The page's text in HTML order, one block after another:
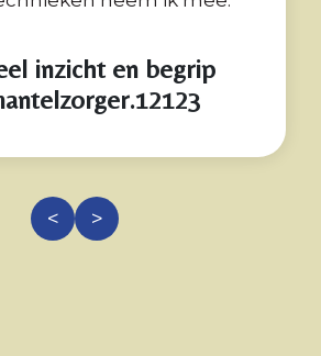
inzicht en begrip
< >